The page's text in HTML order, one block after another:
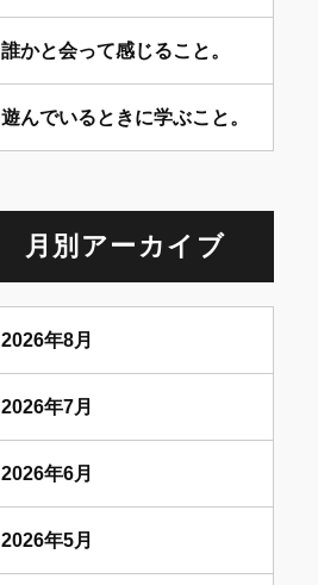
誰かと会って感じること。
遊んでいるときに学ぶこと。
月別アーカイブ
2026年8月
2026年7月
2026年6月
2026年5月